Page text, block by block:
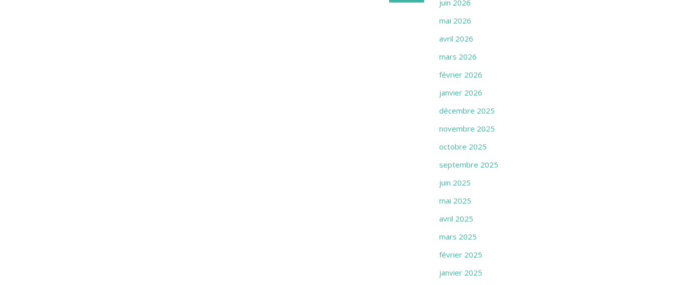
juin 2026
mai 2026
avril 2026
mars 2026
février 2026
janvier 2026
décembre 2025
novembre 2025
octobre 2025
septembre 2025
juin 2025
mai 2025
avril 2025
mars 2025
février 2025
janvier 2025